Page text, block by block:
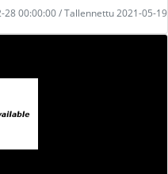
28 00:00:00 / Tallennettu 2021-05-19